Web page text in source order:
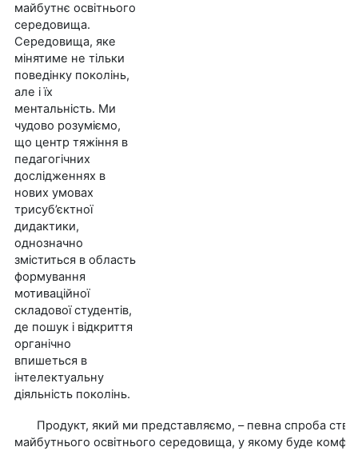
майбутнє освітнього
середовища.
Середовища, яке
мінятиме не тільки
поведінку поколінь,
але і їх
ментальність. Ми
чудово розуміємо,
що центр тяжіння в
педагогічних
дослідженнях в
нових умовах
трисуб’єктної
дидактики,
однозначно
зміститься в область
формування
мотиваційної
складової студентів,
де пошук і відкриття
органічно
впишеться в
інтелектуальну
діяльність поколінь.
Продукт, який ми представляємо, – певна спроба
майбутнього освітнього середовища, у якому буде